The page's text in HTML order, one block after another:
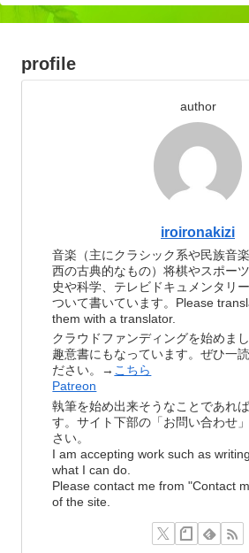
profile
author
iroironakizi
音楽（主にクラシック系や民族音
西の古典的なもの）将棋やスポー
史や科学、テレビドキュメンタリ
ついて書いています。Please
them with a translator.
クラウドファンディングを始めま
趣意書にもなっています。ぜひ一
ださい。→ こちら
Patreon
執筆を始め出来そうなことであれ
す。サイト下部の「お問い合わせ
さい。
I am accepting work such as
what I can do.
Please contact me from "Contact
of the site.